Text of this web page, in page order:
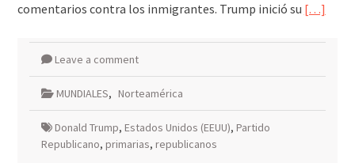
comentarios contra los inmigrantes. Trump inició su […]
Leave a comment
MUNDIALES, Norteamérica
Donald Trump, Estados Unidos (EEUU), Partido
Republicano, primarias, republicanos